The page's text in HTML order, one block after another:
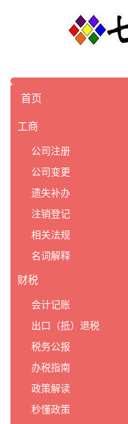
首页
工商
公司注册
公司变更
遗失补办
注销登记
相关法规
名词解释
财税
会计记账
出口（抵）退税
税务公报
办税指南
政策解读
秒懂政策